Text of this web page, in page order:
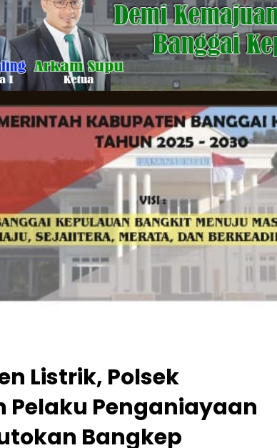
Listrik, Polsek
Penganiayaan
Bangkep